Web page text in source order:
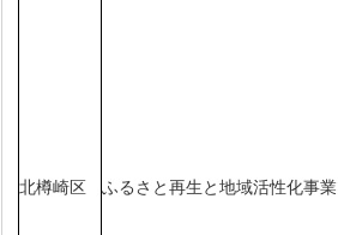
北樽崎区 ふるさと再生と地域活性化事業